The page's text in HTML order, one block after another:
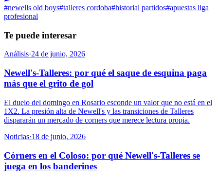
#newells old boys#talleres cordoba#historial partidos#apuestas liga
profesional
Te puede interesar
Análisis·24 de junio, 2026
Newell's-Talleres: por qué el saque de esquina paga
más que el grito de gol
El duelo del domingo en Rosario esconde un valor que no está en el
1X2. La presión alta de Newell's y las transiciones de Talleres
dispararán un mercado de corners que merece lectura propia.
Noticias·18 de junio, 2026
Córners en el Coloso: por qué Newell's-Talleres se
juega en los banderines